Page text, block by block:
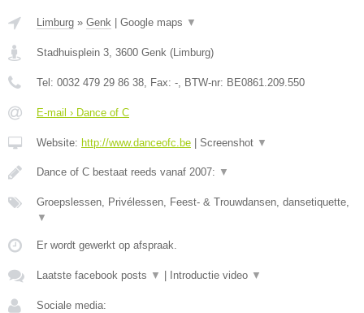
Limburg » Genk | Google maps ▼
Stadhuisplein 3 3600 Genk (Limburg)
Tel: 0032 479 29 86 38 , Fax: - , BTW-nr: BE0861.209.550
E-mail › Dance of C
Website: http://www.danceofc.be | Screenshot ▼
Dance of C bestaat reeds vanaf 2007: ▼
Groepslessen, Privélessen, Feest- & Trouwdansen, dansetiquette,
▼
Er wordt gewerkt op afspraak.
Laatste facebook posts ▼ | Introductie video ▼
Sociale media: